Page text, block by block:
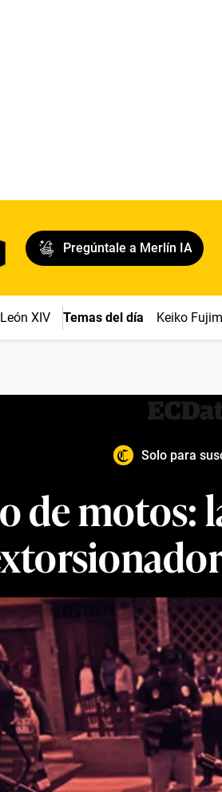
Pregúntale a Merlín IA
XIV Temas del día Keiko
Solo para
de motos: